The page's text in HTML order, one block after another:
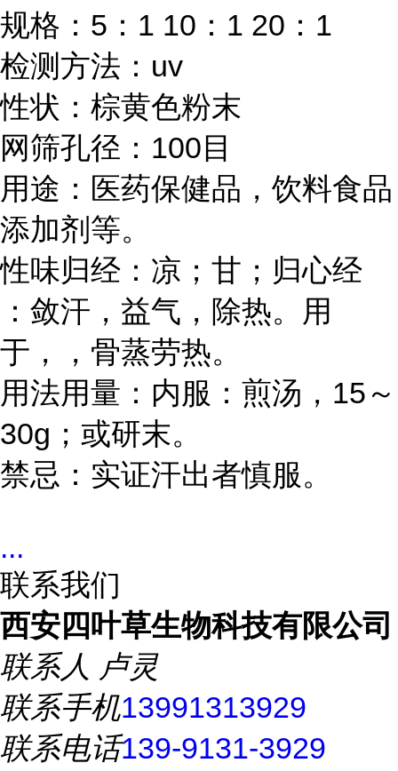
规格：5：1 10：1 20：1
检测方法：uv
性状：棕黄色粉末
网筛孔径：100目
用途：医药保健品，饮料食品
添加剂等。
性味归经：凉；甘；归心经
：敛汗，益气，除热。用
于，，骨蒸劳热。
用法用量：内服：煎汤，15～
30g；或研末。
禁忌：实证汗出者慎服。
...
联系我们
西安四叶草生物科技有限公司
联系人 卢灵
联系手机13991313929
联系电话139-9131-3929